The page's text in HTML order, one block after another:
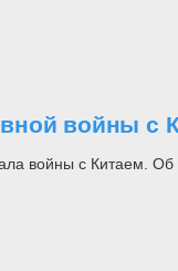
войны с
войны с Китаем. Об